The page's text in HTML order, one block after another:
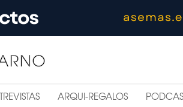
ARQUI-REGALOS